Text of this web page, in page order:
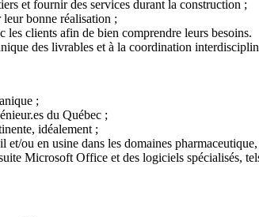
et fournir des services durant la construction ;
leur bonne réalisation ;
les clients afin de bien comprendre leurs besoins.
des livrables et à la coordination
;
du Québec ;
idéalement ;
et/ou en usine dans les domaines
Microsoft Office et des logiciels spécialisés,